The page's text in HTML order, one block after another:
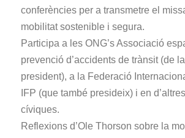
conferències per a transmetre el
mobilitat sostenible i segura.
Participa a les ONG’s Associació
prevenció d’accidents de trànsit (de
president), a la Federació
IFP (que també presideix) i en
cíviques.
Reflexions d’Ole Thorson sobre la